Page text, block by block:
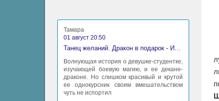
Тамара
01 август 20:50
Танец желаний. Дракон в подарок - Ирина Алексеева
Волнующая история о девушке-студентке,
изучающей боевую магию, и ее декане-
драконе. Но слишком красивый и крутой
ее однокурсник своим вмешательством
чуть не испортил